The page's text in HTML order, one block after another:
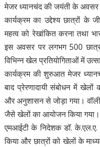
मेजर ध्यानचंद की जयंती के अवसर
कार्यक्रम का उद्देश्य छात्रों के
महत्व को रेखांकित करना तथा
इस अवसर पर लगभग 500
विभिन्न खेल प्रतियोगिताओं में
कार्यक्रम की शुरुआत मेजर
बाद प्रेरणादायी संबोधन में खेलों
और अनुशासन से जोड़ा गया।
जैसे खेलों का आयोजन किया गया।
एमआईटी के निदेशक डॉ. के.एल.ए.
किया और छात्रों को खेलों के